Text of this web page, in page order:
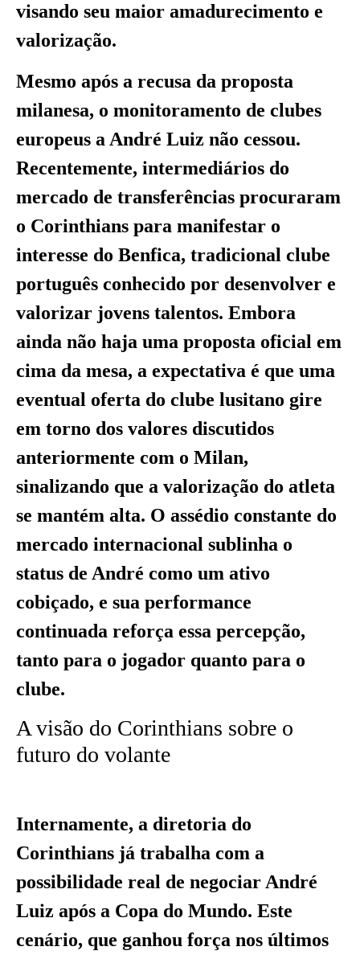
visando seu maior amadurecimento e
valorização.
Mesmo após a recusa da proposta
milanesa, o monitoramento de clubes
europeus a André Luiz não cessou.
Recentemente, intermediários do
mercado de transferências procuraram
o Corinthians para manifestar o
interesse do Benfica, tradicional clube
português conhecido por desenvolver e
valorizar jovens talentos. Embora
ainda não haja uma proposta oficial em
cima da mesa, a expectativa é que uma
eventual oferta do clube lusitano gire
em torno dos valores discutidos
anteriormente com o Milan,
sinalizando que a valorização do atleta
se mantém alta. O assédio constante do
mercado internacional sublinha o
status de André como um ativo
cobiçado, e sua performance
continuada reforça essa percepção,
tanto para o jogador quanto para o
clube.
A visão do Corinthians sobre o
futuro do volante
Internamente, a diretoria do
Corinthians já trabalha com a
possibilidade real de negociar André
Luiz após a Copa do Mundo. Este
cenário, que ganhou força nos últimos